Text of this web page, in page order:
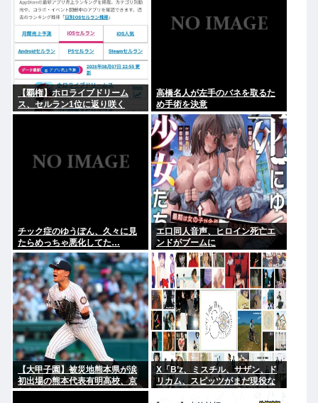
【覇権】ホロライブドリーム
ス、セルラン1位に返り咲く
WIWIWIWIWIWIWIWIWIWIWIWI
高橋名人が左手のバネを取るた
め手術を決意
チック症のゆうぽん、久々に見
たらめっちゃ悪化してた…
エ口同人音声、ヒロイン死亡エ
ンドがブームに
【大甲子園】被災地熊本県が涙
初出場の熊本代表有明高校、京
都立命館に9回裏2アウトから逆
X「B’z、ミスチル、サザン、ド
リカム、スピッツがまだ現役な